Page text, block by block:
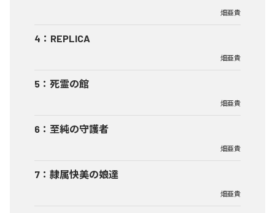
畑亜貴
4 ： REPLICA
畑亜貴
5 ： 死霊の館
畑亜貴
6 ： 至純の守護者
畑亜貴
7 ： 隷属快美の娘達
畑亜貴